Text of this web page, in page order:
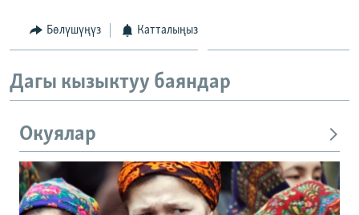
Бөлүшүңүз Катталыңыз
Дагы кызыктуу баяндар
Окуялар